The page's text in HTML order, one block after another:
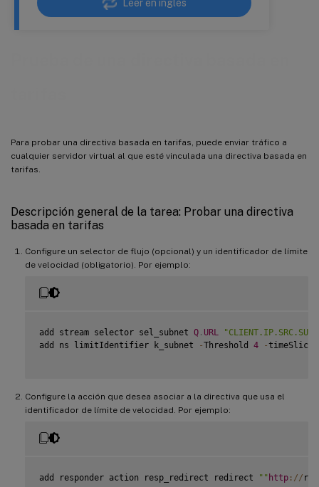
Leer en inglés
Para probar una directiva basada en tarifas, puede enviar tráfico a
cualquier servidor virtual al que esté vinculada una directiva basada en
tarifas.
Descripción general de la tarea: Probar una directiva
basada en tarifas
Configure un selector de flujo (opcional) y un identificador de límite
de velocidad (obligatorio). Por ejemplo:
add stream selector sel_subnet Q . URL
add ns limitIdentifier k_subnet
-Threshold 4 -timeSlice
Configure la acción que desea asociar a la directiva que usa el
identificador de límite de velocidad. Por ejemplo:
add responder action resp_redirect redirect "" http : //